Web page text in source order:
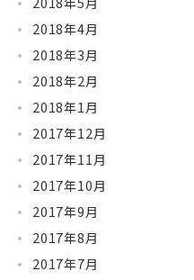
2018年4月
2018年3月
2018年2月
2018年1月
2017年12月
2017年11月
2017年10月
2017年9月
2017年8月
2017年7月